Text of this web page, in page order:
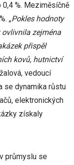
%. Meziměsíčně
„Pokles hodnoty
ovlivnila zejména
přispěl
kovů, hutnictví
vedoucí
se dynamika růstu
elektronických
získaly
průmyslu se